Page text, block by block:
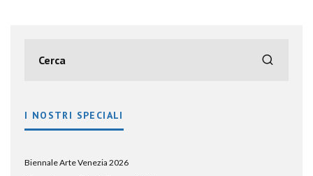
I NOSTRI SPECIALI
Biennale Arte Venezia 2026